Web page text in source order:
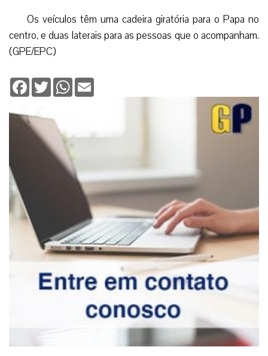
Os veículos têm uma cadeira giratória para o Papa no
centro, e duas laterais para as pessoas que o acompanham.
(GPE/EPC)
Facebook
TwitterWhatsApp